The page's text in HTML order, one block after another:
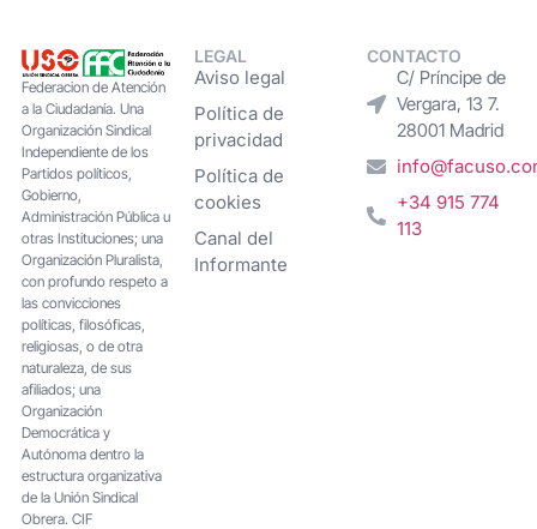
Federacion de Atención
a la Ciudadanía. Una
Organización Sindical
Independiente de los
Partidos políticos,
Gobierno,
Administración Pública u
otras Instituciones; una
Organización Pluralista,
con profundo respeto a
las convicciones
políticas, filosóficas,
religiosas, o de otra
naturaleza, de sus
afiliados; una
Organización
Democrática y
Autónoma dentro la
estructura organizativa
de la Unión Sindical
Obrera. CIF
LEGAL
Aviso legal
Política de
privacidad
Política de
cookies
Canal del
Informante
CONTACTO
C/ Príncipe de
Vergara, 13 7.
28001 Madrid
+34 915 774
113